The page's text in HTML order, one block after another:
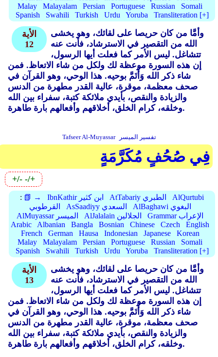
Malay
Malayalam Persian Portuguese Russian
Somali
Spanish
Swahili Turkish Urdu Yoruba Transliteration [+]
الأية
12
وأمَّا من كان حريصا على لقائك، وهو يخشى
الله من التقصير في الاسترشاد، فأنت عنه
تتشاغل. ليس الأمر كما فعلت أيها الرسول،
إن هذه السورة موعظة لك ولكل من شاء الاتعاظ. فمن
شاء ذكر الله وَأْتَمَّ بوحيه. هذا الوحي، وهو القرآن في
صحف معظمة، موقرة، عالية القدر مطهرة من الدنس
والزيادة والنقص، بأيدي ملائكة كتبة، سفراء بين الله
وخلقه، كرام الخلق، أخلاقهم وأفعالهم بارة طاهرة.
Tafseer Al-Muyassar تفسير الميسر
فِي صُحُفٍ مُكَرَّمَةٍ
+/- -/+
: 📗 → IbnKathir ابن كثير AtTabariy الطبري
AlQurtubi
القرطوبي
AsSaadiyy السعدي
AlBaghawi البغوي
AlMuyassar الميسر
AlJalalain الجلالين
Grammar الإعراب
Arabic
Albanian Bangla Bosnian Chinese Czech
English
French
German Hausa Indonesian Japanese
Korean
Malay
Malayalam Persian Portuguese Russian
Somali
Spanish
Swahili Turkish Urdu Yoruba Transliteration [+]
الأية
13
وأمَّا من كان حريصا على لقائك، وهو يخشى
الله من التقصير في الاسترشاد، فأنت عنه
تتشاغل. ليس الأمر كما فعلت أيها الرسول،
إن هذه السورة موعظة لك ولكل من شاء الاتعاظ. فمن
شاء ذكر الله وَأْتَمَّ بوحيه. هذا الوحي، وهو القرآن في
صحف معظمة، موقرة، عالية القدر مطهرة من الدنس
والزيادة والنقص، بأيدي ملائكة كتبة، سفراء بين الله
وخلقه، كرام الخلق، أخلاقهم وأفعالهم بارة طاهرة.